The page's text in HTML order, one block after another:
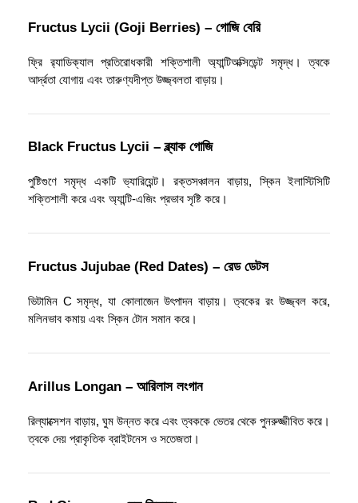
Fructus Lycii (Goji Berries) – গোজি বেরি
ফ্রি র‌্যাডিক্যাল প্রতিরোধকারী শক্তিশালী অ্যান্টিঅক্সিডেন্ট সমৃদ্ধ। ত্বকে
আর্দ্রতা যোগায় এবং তারুণ্যদীপ্ত উজ্জ্বলতা বাড়ায়।
Black Fructus Lycii – ব্ল্যাক গোজি
পুষ্টিগুণে সমৃদ্ধ একটি ভ্যারিয়েন্ট। রক্তসঞ্চালন বাড়ায়, স্কিন ইলাস্টিসিটি
শক্তিশালী করে এবং অ্যান্টি-এজিং প্রভাব সৃষ্টি করে।
Fructus Jujubae (Red Dates) – রেড ডেটস
ভিটামিন C সমৃদ্ধ, যা কোলাজেন উৎপাদন বাড়ায়। ত্বকের রং উজ্জ্বল করে,
মলিনভাব কমায় এবং স্কিন টোন সমান করে।
Arillus Longan – আরিলাস লংগান
রিল্যাক্সেশন বাড়ায়, ঘুম উন্নত করে এবং ত্বককে ভেতর থেকে পুনরুজ্জীবিত করে।
ত্বকে দেয় প্রাকৃতিক ব্রাইটনেস ও সতেজতা।